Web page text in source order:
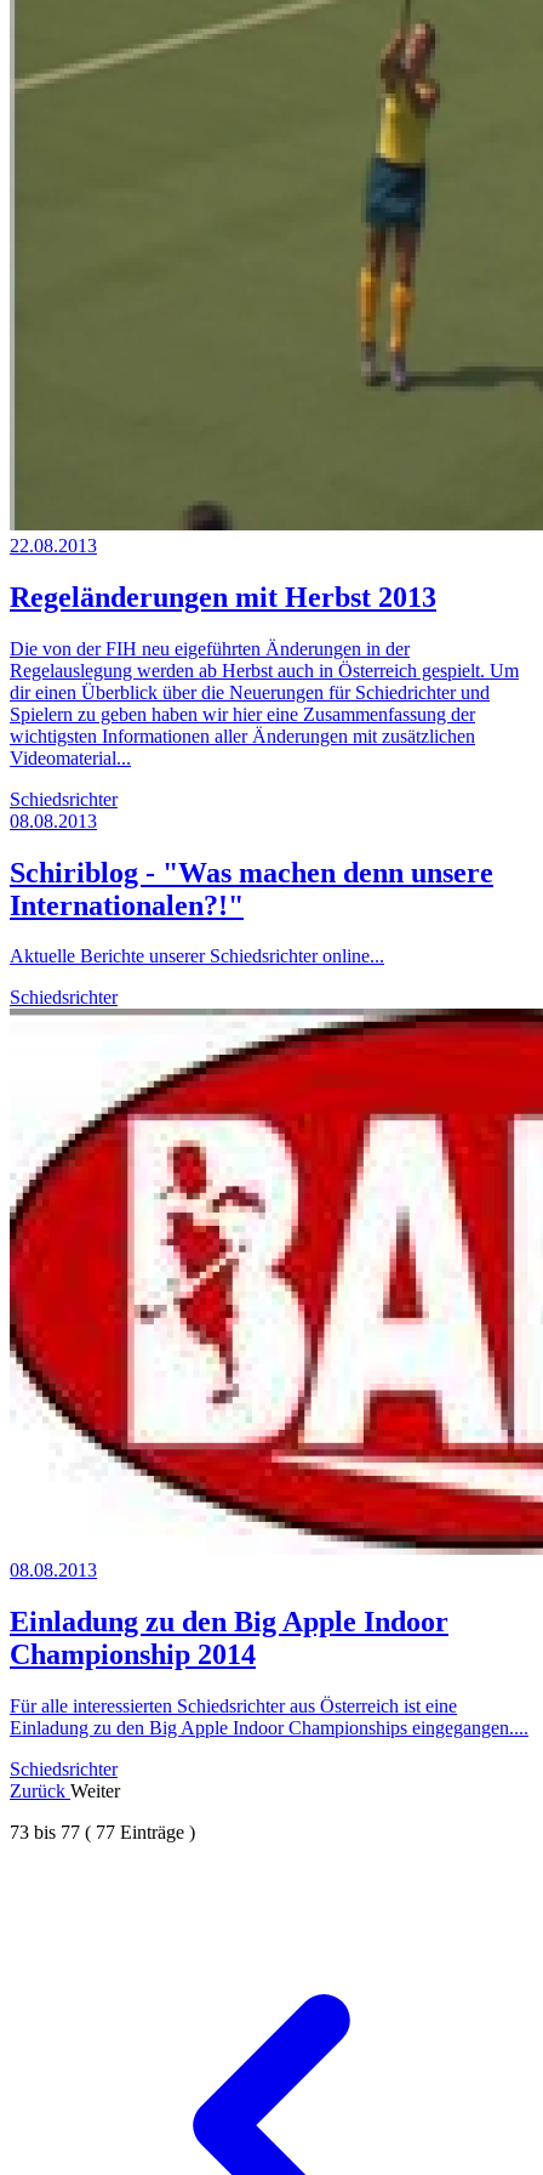
22.08.2013
Regeländerungen mit Herbst 2013
Die von der FIH neu eigeführten Änderungen in der
Regelauslegung werden ab Herbst auch in Österreich gespielt. Um
dir einen Überblick über die Neuerungen für Schiedrichter und
Spielern zu geben haben wir hier eine Zusammenfassung der
wichtigsten Informationen aller Änderungen mit zusätzlichen
Videomaterial...
Schiedsrichter
08.08.2013
Schiriblog - "Was machen denn unsere
Internationalen?!"
Aktuelle Berichte unserer Schiedsrichter online...
Schiedsrichter
08.08.2013
Einladung zu den Big Apple Indoor
Championship 2014
Für alle interessierten Schiedsrichter aus Österreich ist eine
Einladung zu den Big Apple Indoor Championships eingegangen....
Schiedsrichter
Zurück Weiter
73 bis 77 ( 77 Einträge )